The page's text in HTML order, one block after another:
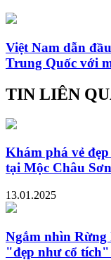
Việt Nam dẫn
Trung Quốc với
TIN LIÊN
Khám phá vẻ
tại Mộc Châu
13.01.2025
Ngắm nhìn
"đẹp như cổ